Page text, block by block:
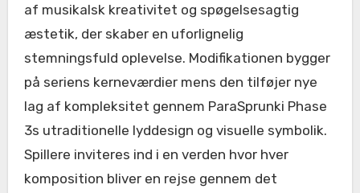
af musikalsk kreativitet og spøgelsesagtig
æstetik, der skaber en uforlignelig
stemningsfuld oplevelse. Modifikationen bygger
på seriens kerneværdier mens den tilføjer nye
lag af kompleksitet gennem ParaSprunki Phase
3s utraditionelle lyddesign og visuelle symbolik.
Spillere inviteres ind i en verden hvor hver
komposition bliver en rejse gennem det